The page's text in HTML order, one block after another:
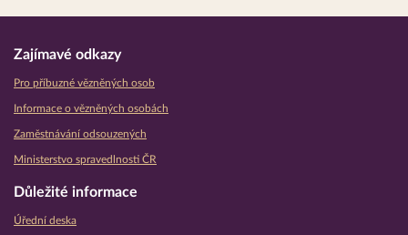
Zajímavé odkazy
Pro příbuzné vězněných osob
Informace o vězněných osobách
Zaměstnávání odsouzených
Ministerstvo spravedlnosti ČR
Důležité informace
Úřední deska